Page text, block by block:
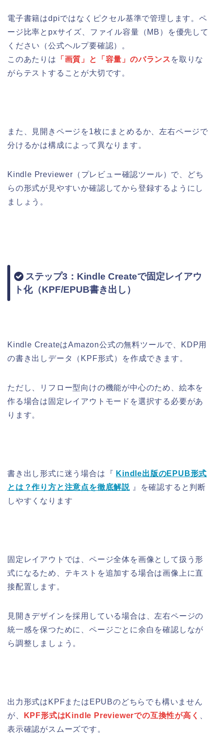
電子書籍はdpiではなくピクセル基準で管理します。ペ
ージ比率とpxサイズ、ファイル容量（MB）を優先して
ください（公式ヘルプ要確認）。
このあたりは
「画質」と「容量」のバランス を取りな
がらテストすることが大切です。
また、見開きページを1枚にまとめるか、左右ページで
分けるかは構成によって異なります。
Kindle Previewer（プレビュー確認ツール）で、どち
らの形式が見やすいか確認してから登録するようにし
ましょう。
ステップ3：Kindle Createで固定レイアウ
ト化（KPF/EPUB書き出し）
Kindle CreateはAmazon公式の無料ツールで、KDP用
の書き出しデータ（KPF形式）を作成できます。
ただし、リフロー型向けの機能が中心のため、絵本を
作る場合は固定レイアウトモードを選択する必要があ
ります。
書き出し形式に迷う場合は『 Kindle出版のEPUB形式
とは？作り方と注意点を徹底解説 』を確認すると判断
しやすくなります
固定レイアウトでは、ページ全体を画像として扱う形
式になるため、テキストを追加する場合は画像上に直
接配置します。
見開きデザインを採用している場合は、左右ページの
統一感を保つために、ページごとに余白を確認しなが
ら調整しましょう。
出力形式はKPFまたはEPUBのどちらでも構いません
が、
KPF形式はKindle Previewerでの互換性が高く
表示確認がスムーズです。